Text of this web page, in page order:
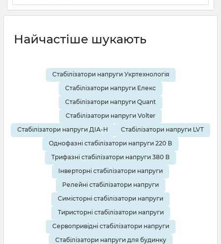
19 08 2025 0 10 хвилин
Найчастіше шукають
Стабілізатори напруги Укртехнологія
Стабілізатори напруги Елекс
Стабілізатори напруги Quant
Стабілізатори напруги Volter
Стабілізатори напруги ДІА-Н
Стабілізатори напруги LVT
Однофазні стабілізатори напруги 220 В
Трифазні стабілізатори напруги 380 В
Інверторні стабілізатори напруги
Релейні стабілізатори напруги
Симісторні стабілізатори напруги
Тиристорні стабілізатори напруги
Сервопривідні стабілізатори напруги
Стабілізатори напруги для будинку